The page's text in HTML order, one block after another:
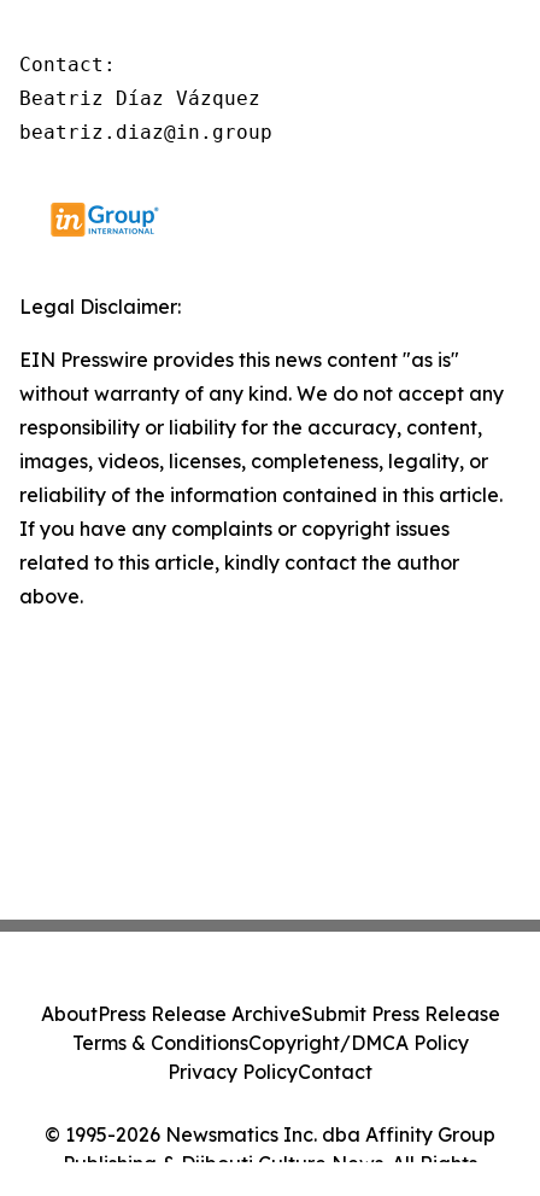
Contact:
Beatriz Díaz Vázquez
beatriz.diaz@in.group
Legal Disclaimer:
EIN Presswire provides this news content "as is"
without warranty of any kind. We do not accept any
responsibility or liability for the accuracy, content,
images, videos, licenses, completeness, legality, or
reliability of the information contained in this article.
If you have any complaints or copyright issues
related to this article, kindly contact the author
above.
© 1995-2026 Newsmatics Inc. dba Affinity Group
Publishing & Djibouti Culture News. All Rights
AboutPress Release ArchiveSubmit Press Release
Terms & ConditionsCopyright/DMCA Policy
Privacy PolicyContact